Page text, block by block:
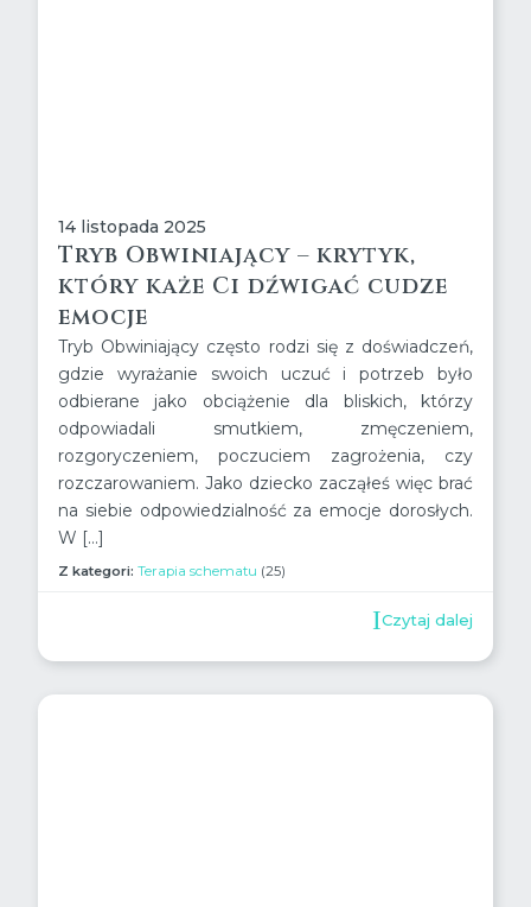
14 listopada 2025
Tryb Obwiniający – krytyk,
który każe Ci dźwigać cudze
emocje
Tryb Obwiniający często rodzi się z doświadczeń,
gdzie wyrażanie swoich uczuć i potrzeb było
odbierane jako obciążenie dla bliskich, którzy
odpowiadali smutkiem, zmęczeniem,
rozgoryczeniem, poczuciem zagrożenia, czy
rozczarowaniem. Jako dziecko zacząłeś więc brać
na siebie odpowiedzialność za emocje dorosłych.
W […]
Z kategori: Terapia schematu (25)
Czytaj dalej